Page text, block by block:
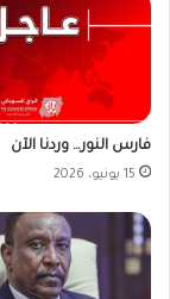
فارس النور… وردنا الآن
15 يونيو، 2026